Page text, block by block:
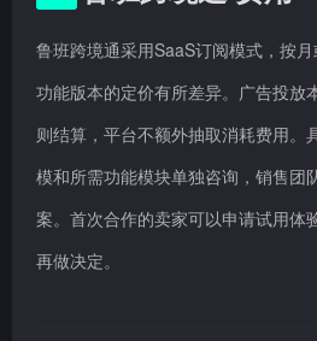
鲁班跨境通采用SaaS订阅模式，按
功能版本的定价有所差异。广告投放
则结算，平台不额外抽取消耗费用。
模和所需功能模块单独咨询，销售团
案。首次合作的卖家可以申请试用体
再做决定。